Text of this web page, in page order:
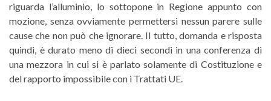
riguarda l’alluminio, lo sottopone in Regione appunto con
mozione, senza ovviamente permettersi nessun parere sulle
cause che non può che ignorare. Il tutto, domanda e risposta
quindi, è durato meno di dieci secondi in una conferenza di
una mezzora in cui si è parlato solamente di Costituzione e
del rapporto impossibile con i Trattati UE.